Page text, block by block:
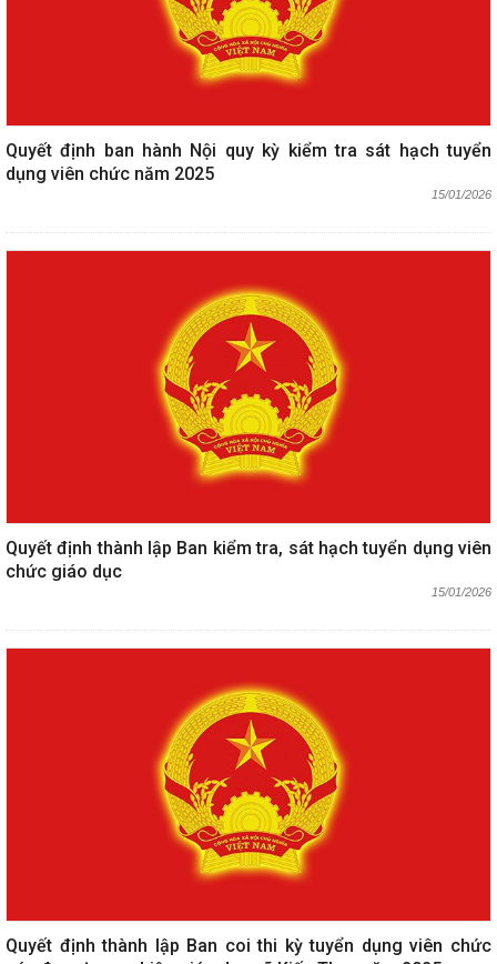
Quyết định ban hành Nội quy kỳ kiểm tra sát hạch tuyển
dụng viên chức năm 2025
15/01/2026
Quyết định thành lập Ban kiểm tra, sát hạch tuyển dụng viên
chức giáo dục
15/01/2026
Quyết định thành lập Ban coi thi kỳ tuyển dụng viên chức